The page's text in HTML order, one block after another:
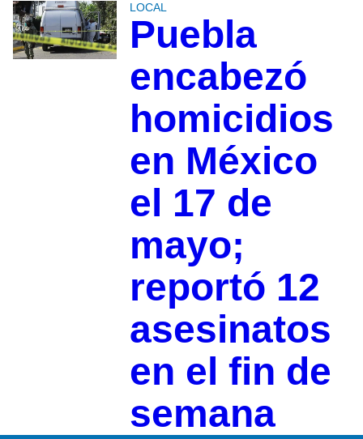
LOCAL
Puebla
encabezó
homicidios
en México
el 17 de
mayo;
reportó 12
asesinatos
en el fin de
semana